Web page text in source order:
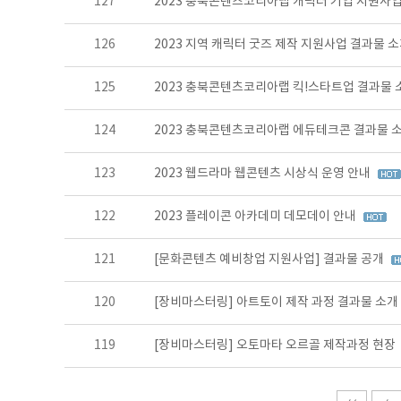
126 2023 지역 캐릭터 굿즈 제작 지원사업 결과물 소
125 2023 충북콘텐츠코리아랩 킥!스타트업 결과물
124 2023 충북콘텐츠코리아랩 에듀테크콘 결과물
123 2023 웹드라마 웹콘텐츠 시상식 운영 안내
122 2023 플레이콘 아카데미 데모데이 안내
121 [문화콘텐츠 예비창업 지원사업] 결과물 공개
120 [장비마스터링] 아트토이 제작 과정 결과물 소개
119 [장비마스터링] 오토마타 오르골 제작과정 현장